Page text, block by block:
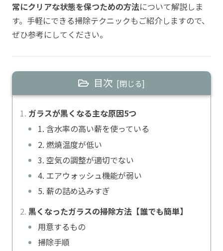
常にクリアな状態を保つための方法について解説しま
す。手軽にできる掃除テクニックもご紹介しますので、
ぜひ参考にしてください。
目次
ガラスが黒くなる主な原因5つ
1. 含水率の高い薪を使っている
2. 燃焼温度が低い
3. 空気の調整が適切でない
4. エアウォッシュ機能が弱い
5. 薪の詰め込みすぎ
黒くなったガラスの掃除方法【誰でも簡単】
用意するもの
掃除手順